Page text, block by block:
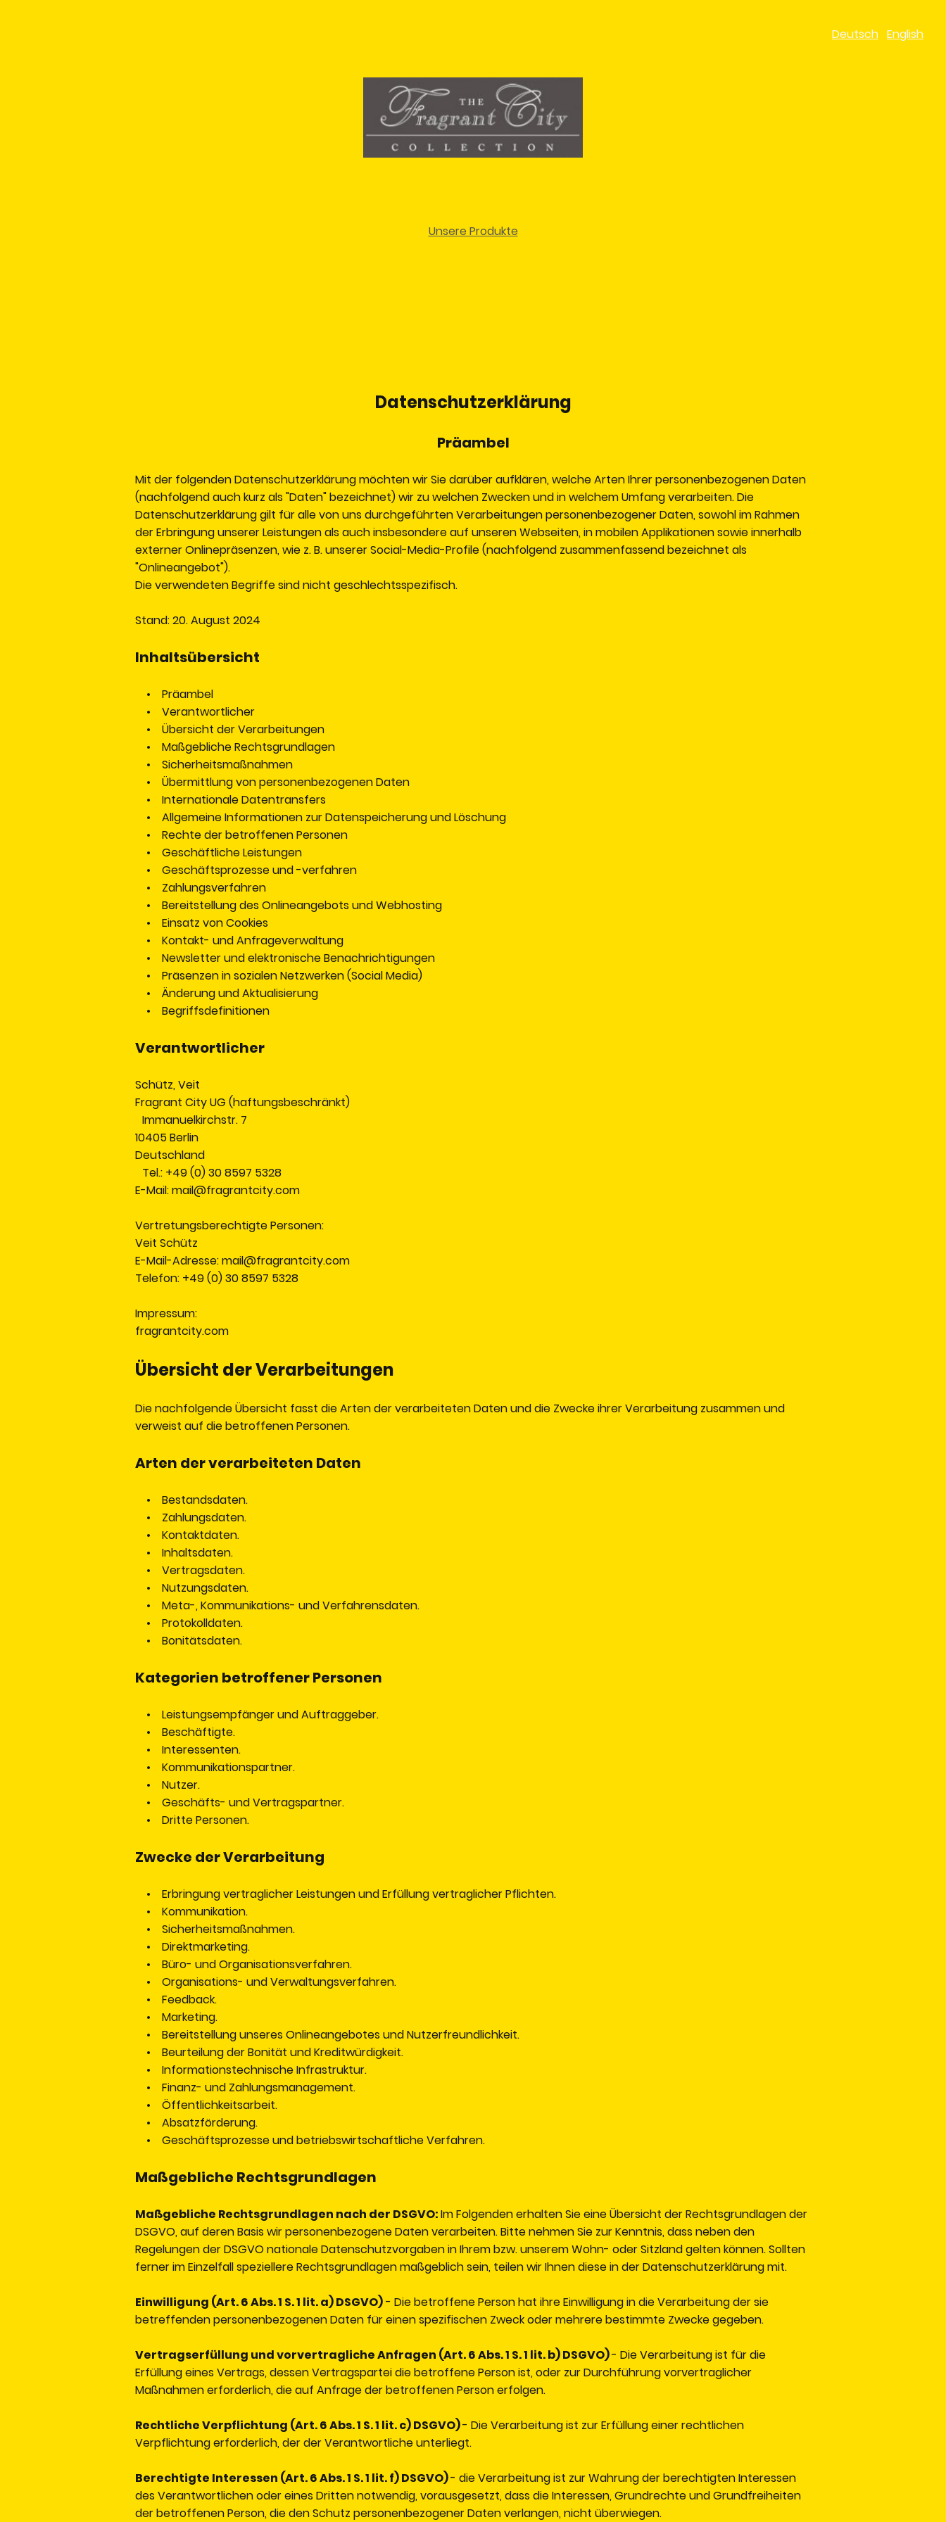
Deutsch English
Unsere Produkte
Datenschutzerklärung
Präambel
Mit der folgenden Datenschutzerklärung möchten wir Sie darüber aufklären, welche Arten Ihrer personenbezogenen Daten
(nachfolgend auch kurz als "Daten" bezeichnet) wir zu welchen Zwecken und in welchem Umfang verarbeiten. Die
Datenschutzerklärung gilt für alle von uns durchgeführten Verarbeitungen personenbezogener Daten, sowohl im Rahmen
der Erbringung unserer Leistungen als auch insbesondere auf unseren Webseiten, in mobilen Applikationen sowie innerhalb
externer Onlinepräsenzen, wie z. B. unserer Social-Media-Profile (nachfolgend zusammenfassend bezeichnet als
"Onlineangebot").
Die verwendeten Begriffe sind nicht geschlechtsspezifisch.
Stand: 20. August 2024
Inhaltsübersicht
• Präambel
• Verantwortlicher
• Übersicht der Verarbeitungen
• Maßgebliche Rechtsgrundlagen
• Sicherheitsmaßnahmen
• Übermittlung von personenbezogenen Daten
• Internationale Datentransfers
• Allgemeine Informationen zur Datenspeicherung und Löschung
• Rechte der betroffenen Personen
• Geschäftliche Leistungen
• Geschäftsprozesse und -verfahren
• Zahlungsverfahren
• Bereitstellung des Onlineangebots und Webhosting
• Einsatz von Cookies
• Kontakt- und Anfrageverwaltung
• Newsletter und elektronische Benachrichtigungen
• Präsenzen in sozialen Netzwerken (Social Media)
• Änderung und Aktualisierung
• Begriffsdefinitionen
Verantwortlicher
Schütz, Veit
Fragrant City UG (haftungsbeschränkt)
Immanuelkirchstr. 7
10405 Berlin
Deutschland
Tel.: +49 (0) 30 8597 5328
E-Mail: mail@fragrantcity.com
Vertretungsberechtigte Personen:
Veit Schütz
E-Mail-Adresse: mail@fragrantcity.com
Telefon: +49 (0) 30 8597 5328
Impressum:
fragrantcity.com
Übersicht der Verarbeitungen
Die nachfolgende Übersicht fasst die Arten der verarbeiteten Daten und die Zwecke ihrer Verarbeitung zusammen und
verweist auf die betroffenen Personen.
Arten der verarbeiteten Daten
• Bestandsdaten.
• Zahlungsdaten.
• Kontaktdaten.
• Inhaltsdaten.
• Vertragsdaten.
• Nutzungsdaten.
• Meta-, Kommunikations- und Verfahrensdaten.
• Protokolldaten.
• Bonitätsdaten.
Kategorien betroffener Personen
• Leistungsempfänger und Auftraggeber.
• Beschäftigte.
• Interessenten.
• Kommunikationspartner.
• Nutzer.
• Geschäfts- und Vertragspartner.
• Dritte Personen.
Zwecke der Verarbeitung
• Erbringung vertraglicher Leistungen und Erfüllung vertraglicher Pflichten.
• Kommunikation.
• Sicherheitsmaßnahmen.
• Direktmarketing.
• Büro- und Organisationsverfahren.
• Organisations- und Verwaltungsverfahren.
• Feedback.
• Marketing.
• Bereitstellung unseres Onlineangebotes und Nutzerfreundlichkeit.
• Beurteilung der Bonität und Kreditwürdigkeit.
• Informationstechnische Infrastruktur.
• Finanz- und Zahlungsmanagement.
• Öffentlichkeitsarbeit.
• Absatzförderung.
• Geschäftsprozesse und betriebswirtschaftliche Verfahren.
Maßgebliche Rechtsgrundlagen
Maßgebliche Rechtsgrundlagen nach der DSGVO:Im Folgenden erhalten Sie eine Übersicht der Rechtsgrundlagen der
DSGVO, auf deren Basis wir personenbezogene Daten verarbeiten. Bitte nehmen Sie zur Kenntnis, dass neben den
Regelungen der DSGVO nationale Datenschutzvorgaben in Ihrem bzw. unserem Wohn- oder Sitzland gelten können. Sollten
ferner im Einzelfall speziellere Rechtsgrundlagen maßgeblich sein, teilen wir Ihnen diese in der Datenschutzerklärung mit.
Einwilligung (Art. 6 Abs. 1 S. 1 lit. a) DSGVO)- Die betroffene Person hat ihre Einwilligung in die Verarbeitung der sie
betreffenden personenbezogenen Daten für einen spezifischen Zweck oder mehrere bestimmte Zwecke gegeben.
Vertragserfüllung und vorvertragliche Anfragen (Art. 6 Abs. 1 S. 1 lit. b) DSGVO)- Die Verarbeitung ist für die
Erfüllung eines Vertrags, dessen Vertragspartei die betroffene Person ist, oder zur Durchführung vorvertraglicher
Maßnahmen erforderlich, die auf Anfrage der betroffenen Person erfolgen.
Rechtliche Verpflichtung (Art. 6 Abs. 1 S. 1 lit. c) DSGVO)- Die Verarbeitung ist zur Erfüllung einer rechtlichen
Verpflichtung erforderlich, der der Verantwortliche unterliegt.
Berechtigte Interessen (Art. 6 Abs. 1 S. 1 lit. f) DSGVO)- die Verarbeitung ist zur Wahrung der berechtigten Interessen
des Verantwortlichen oder eines Dritten notwendig, vorausgesetzt, dass die Interessen, Grundrechte und Grundfreiheiten
der betroffenen Person, die den Schutz personenbezogener Daten verlangen, nicht überwiegen.